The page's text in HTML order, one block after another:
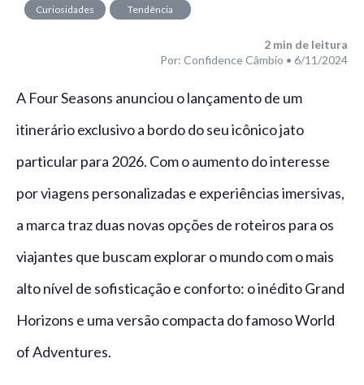
Curiosidades Tendência
2 min de leitura
Por: Confidence Câmbio • 6/11/2024
A Four Seasons anunciou o lançamento de um
itinerário exclusivo a bordo do seu icônico jato
particular para 2026. Com o aumento do interesse
por viagens personalizadas e experiências imersivas,
a marca traz duas novas opções de roteiros para os
viajantes que buscam explorar o mundo com o mais
alto nível de sofisticação e conforto: o inédito Grand
Horizons e uma versão compacta do famoso World
of Adventures.